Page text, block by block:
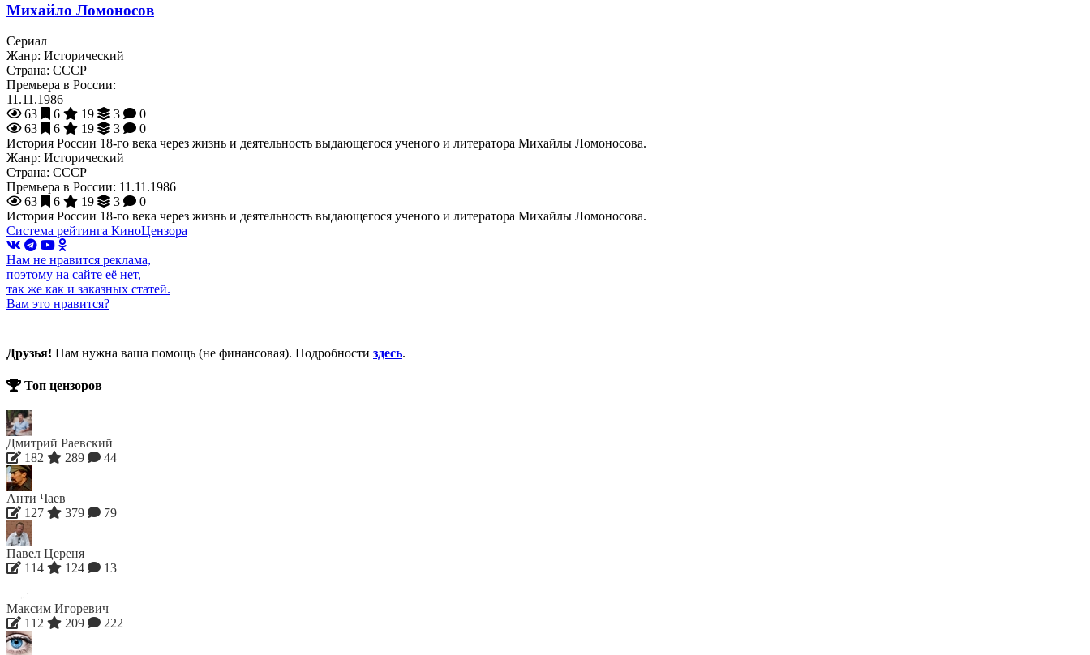
Михайло Ломоносов
Сериал
Жанр: Исторический
Страна: СССР
Премьера в России:
11.11.1986
63
6 19 3
0
63
6 19 3
0
История России 18-го века через жизнь и деятельность выдающегося ученого и литератора Михайлы Ломоносова.
Жанр: Исторический
Страна: СССР
Премьера в России: 11.11.1986
63
6 19 3
0
История России 18-го века через жизнь и деятельность выдающегося ученого и литератора Михайлы Ломоносова.
Система рейтинга КиноЦензора
Нам не нравится реклама,
поэтому на сайте её нет,
так же как и заказных статей.
Вам это нравится?
Друзья! Нам нужна ваша помощь (не финансовая). Подробности здесь.
Топ цензоров
Дмитрий Раевский
182
289 44
Анти Чаев
127
379 79
Павел Цереня
114
124 13
Максим Игоревич
112
209 222